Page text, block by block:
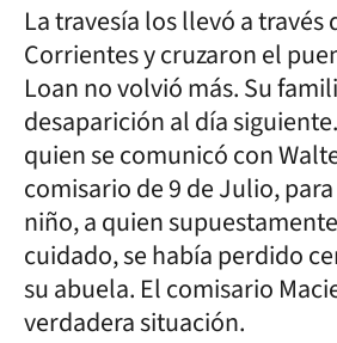
La travesía los llevó a través
Corrientes y cruzaron el
Loan no volvió más. Su
desaparición al día
quien se comunicó con
comisario de 9 de Julio,
niño, a quien
cuidado, se había perdido
su abuela. El comisario
verdadera situación.